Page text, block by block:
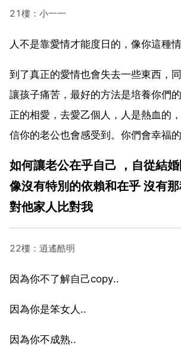
21樓：小一一
人不是靠愛情才能度日的，像你這種
到了真正的愛情也會失去一些東西，
讓孩子痛苦，最好的方法是培養你們
正的相愛，去愛乙個人，人是熱血的
信你的老公也會感受到。你們會幸福的
如何讓老公在乎自己 ，自從結
像沒有特別的依賴和在乎 沒有
對他家人比對我
22樓：逍遙酷明
因為你不了解自己copy..
因為你是笨女人..
因為你不成熟..